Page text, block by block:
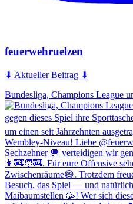
feuerwehruelzen
⬇ Aktueller Beitrag ⬇
Bundesliga, Champions League